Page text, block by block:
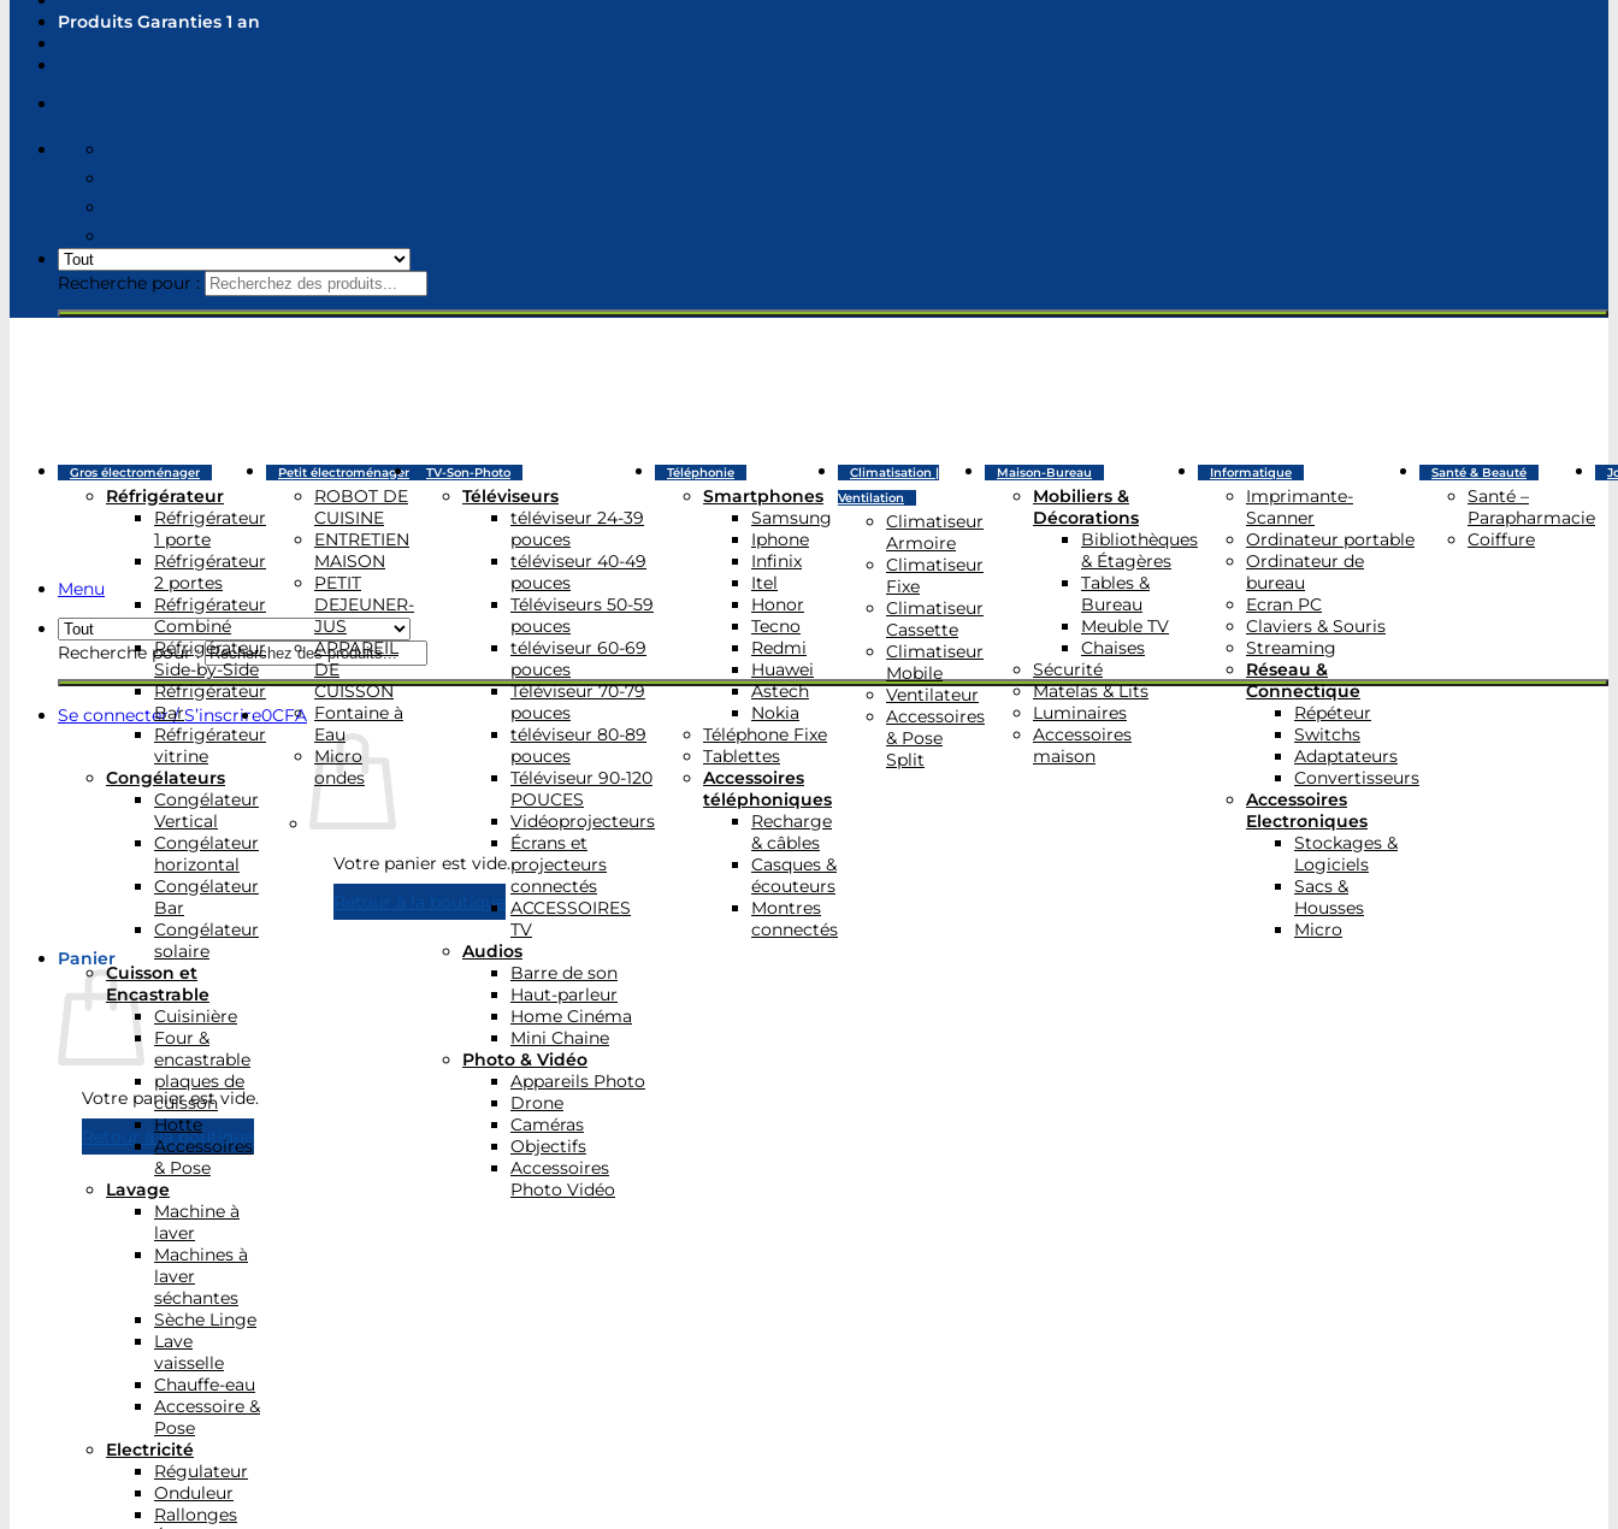
Produits Garanties 1 an
Recherche pour :
Menu
Recherche pour :
Se connecter / S’inscrire0CFA
Votre panier est vide.
Retour à la boutique
Panier
Votre panier est vide.
Retour à la boutique
Gros électroménager
Réfrigérateur
Réfrigérateur
1 porte
Réfrigérateur
2 portes
Réfrigérateur
Combiné
Réfrigérateur
Side-by-Side
Réfrigérateur
Bar
Réfrigérateur
vitrine
Congélateurs
Congélateur
Vertical
Congélateur
horizontal
Congélateur
Bar
Congélateur
solaire
Cuisson et
Encastrable
Cuisinière
Four &
encastrable
plaques de
cuisson
Hotte
Accessoires
& Pose
Lavage
Machine à
laver
Machines à
laver
séchantes
Sèche Linge
Lave
vaisselle
Chauffe-eau
Accessoire &
Pose
Electricité
Régulateur
Onduleur
Rallonges
Petit électroménager
ROBOT DE
CUISINE
ENTRETIEN
MAISON
PETIT
DEJEUNER-
JUS
APPAREIL
DE
CUISSON
Fontaine à
Eau
Micro
ondes
TV-Son-Photo
Téléviseurs
téléviseur 24-39
pouces
téléviseur 40-49
pouces
Téléviseurs 50-59
pouces
téléviseur 60-69
pouces
Téléviseur 70-79
pouces
téléviseur 80-89
pouces
Téléviseur 90-120
POUCES
Vidéoprojecteurs
Écrans et
projecteurs
connectés
ACCESSOIRES
TV
Audios
Barre de son
Haut-parleur
Home Cinéma
Mini Chaine
Photo & Vidéo
Appareils Photo
Drone
Caméras
Objectifs
Accessoires
Photo Vidéo
Téléphonie
Smartphones
Samsung
Iphone
Infinix
Itel
Honor
Tecno
Redmi
Huawei
Astech
Nokia
Téléphone Fixe
Tablettes
Accessoires
téléphoniques
Recharge
& câbles
Casques &
écouteurs
Montres
connectés
Climatisation |
Ventilation
Climatiseur
Armoire
Climatiseur
Fixe
Climatiseur
Cassette
Climatiseur
Mobile
Ventilateur
Accessoires
& Pose
Split
Maison-Bureau
Mobiliers &
Décorations
Bibliothèques
& Étagères
Tables &
Bureau
Meuble TV
Chaises
Sécurité
Matelas & Lits
Luminaires
Accessoires
maison
Informatique
Imprimante-
Scanner
Ordinateur portable
Ordinateur de
bureau
Ecran PC
Claviers & Souris
Streaming
Réseau &
Connectique
Répéteur
Switchs
Adaptateurs
Convertisseurs
Accessoires
Electroniques
Stockages &
Logiciels
Sacs &
Housses
Micro
Santé & Beauté
Santé –
Parapharmacie
Coiffure